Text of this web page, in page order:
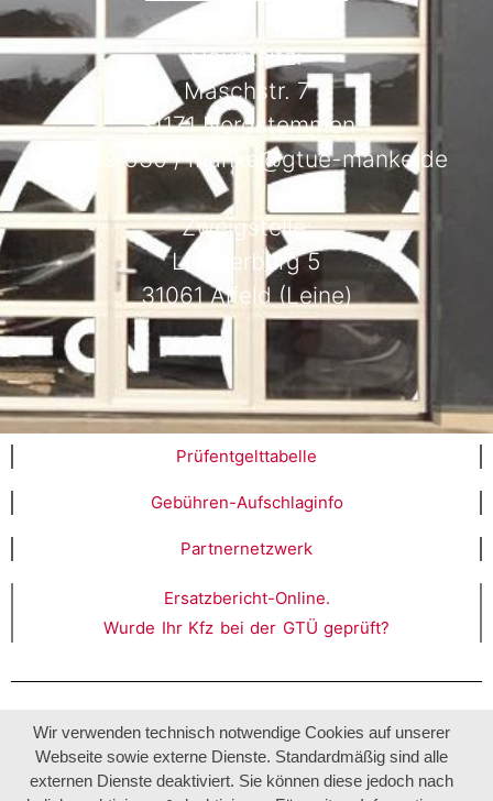
Hauptsitz:
Maschstr. 7
31171 Nordstemmen
5069 530/manke@gtue-manke.de
Zweigstelle:
Limmerburg 5
31061 Alfeld (Leine)
Prüfentgelttabelle
Gebühren-Aufschlaginfo
Partnernetzwerk
Ersatzbericht-Online.
Wurde Ihr Kfz bei der GTÜ geprüft?
Wir verwenden technisch notwendige Cookies auf unserer
Webseite sowie externe Dienste. Standardmäßig sind alle
externen Dienste deaktiviert. Sie können diese jedoch nach